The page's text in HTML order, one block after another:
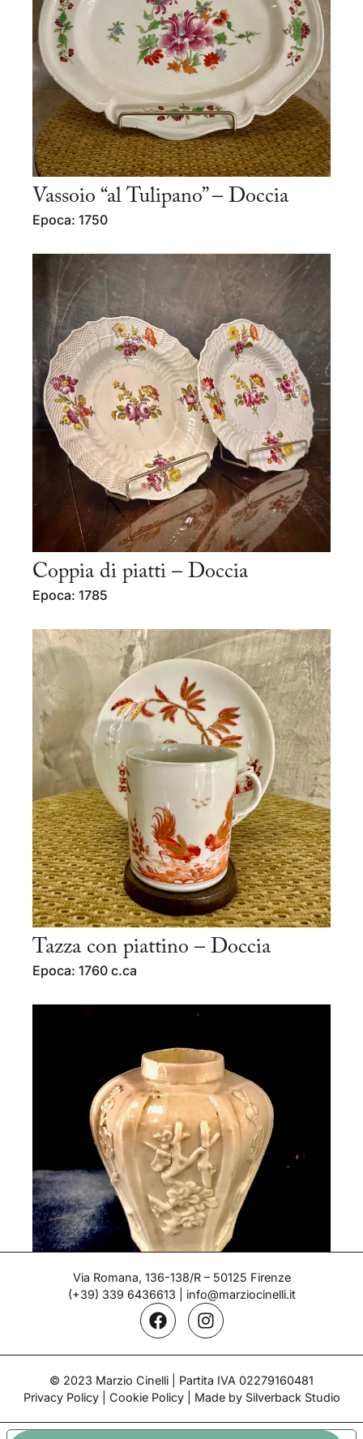
Vassoio “al Tulipano” – Doccia
Epoca: 1750
Coppia di piatti – Doccia
Epoca: 1785
Tazza con piattino – Doccia
Epoca: 1760 c.ca
Porta tè – Doccia
Via Romana, 136-138/R – 50125 Firenze
(+39) 339 6436613
info@marziocinelli.it
© 2023 Marzio Cinelli | Partita IVA 02279160481
Privacy Policy| Cookie Policy| Made by Silverback Studio